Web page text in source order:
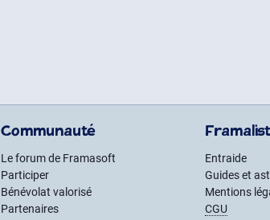
Communauté
Le forum de Framasoft
Participer
Bénévolat valorisé
Partenaires
Entraide
Guides et
Mentions
CGU